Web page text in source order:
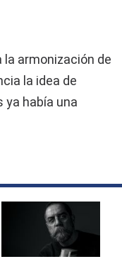
armonización de
la idea de
había una